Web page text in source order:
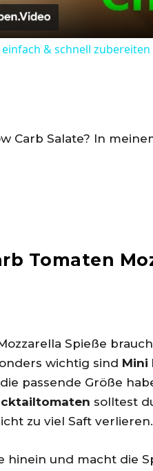
& schnell zubereiten
Carb Salate? In
Tomaten
Spieße
wichtig sind Mini
passende Größe
solltest
zu viel Saft verlieren.
hinein und macht die